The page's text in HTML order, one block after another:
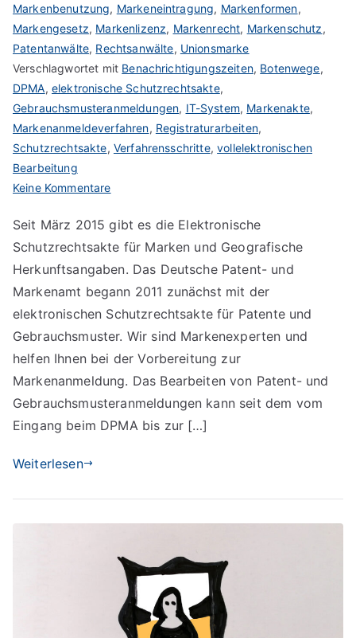
Markenbenutzung, Markeneintragung, Markenformen,
Markengesetz, Markenlizenz, Markenrecht, Markenschutz,
Patentanwälte, Rechtsanwälte, Unionsmarke
Verschlagwortet mit Benachrichtigungszeiten, Botenwege,
DPMA, elektronische Schutzrechtsakte,
Gebrauchsmusteranmeldungen, IT-System, Markenakte,
Markenanmeldeverfahren, Registraturarbeiten,
Schutzrechtsakte, Verfahrensschritte,vollelektronischen
Bearbeitung
Keine Kommentarezu
Schutzrechtsakte
Seit März 2015 gibt es die Elektronische
Schutzrechtsakte für Marken und Geografische
Herkunftsangaben. Das Deutsche Patent- und
Markenamt begann 2011 zunächst mit der
elektronischen Schutzrechtsakte für Patente und
Gebrauchsmuster. Wir sind Markenexperten und
helfen Ihnen bei der Vorbereitung zur
Markenanmeldung. Das Bearbeiten von Patent- und
Gebrauchsmusteranmeldungen kann seit dem vom
Eingang beim DPMA bis zur […]
Weiterlesen